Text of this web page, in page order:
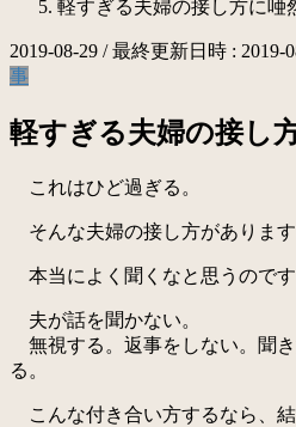
軽すぎる夫婦の接し方に唖
2019-08-29 / 最終更新日時 : 2019-
事
軽すぎる夫婦の接し
これはひど過ぎる。
そんな夫婦の接し方があります
本当によく聞くなと思うのです
夫が話を聞かない。
無視する。返事をしない。聞
る。
こんな付き合い方するなら、